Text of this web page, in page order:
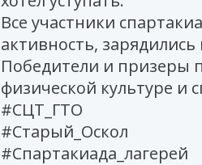
Все участники
активность,
Победители и призеры
физической культуре и
#СЦТ_ГТО
#Старый_Оскол
#Спартакиада_лагерей